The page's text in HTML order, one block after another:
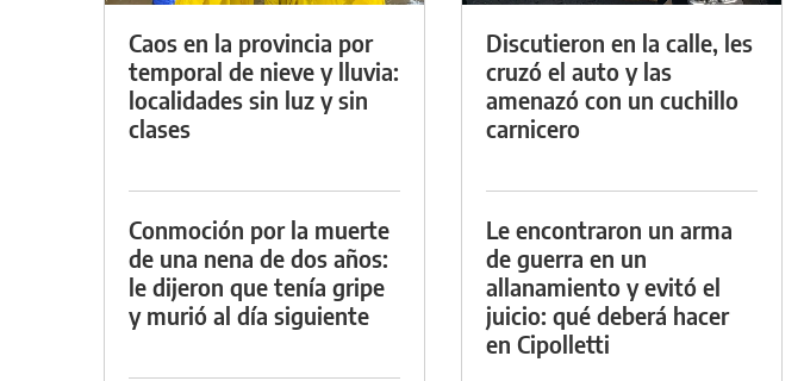
Caos en la provincia por
temporal de nieve y lluvia:
localidades sin luz y sin
clases
Conmoción por la muerte
de una nena de dos años:
le dijeron que tenía gripe
y murió al día siguiente
Discutieron en la calle, les
cruzó el auto y las
amenazó con un cuchillo
carnicero
Le encontraron un arma
de guerra en un
allanamiento y evitó el
juicio: qué deberá hacer
en Cipolletti